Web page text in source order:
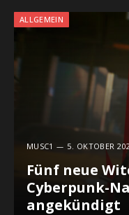
ALLGEMEIN
MUSC1 5. OKTOBER
Fünf neue
Cyberpunk-
angekündigt